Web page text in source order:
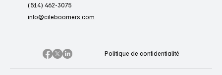
(514) 462-3075
info@citeboomers.com
Politique de confidentialité